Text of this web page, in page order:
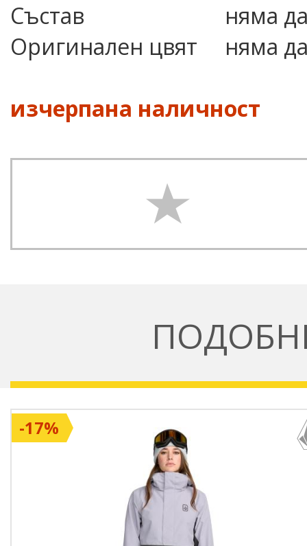
Състав
няма
Оригинален цвят
няма
изчерпана наличност
-17%